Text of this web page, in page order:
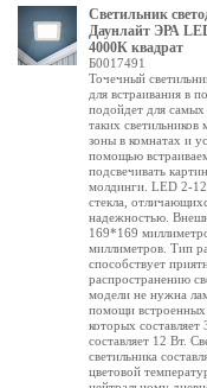
Светильник
Даунлайт ЭРА
4000К квадрат
Б0017491
Точечный
для встраивания в
подойдет для
таких
зоны в комнатах и
помощью
подсвечивать
молдинги. LED 2-
стекла,
надежностью.
169*169
миллиметров. Тип
способствует
распространению
модели не нужна
помощи
которых
составляет 12 Вт.
светильника
цветовой